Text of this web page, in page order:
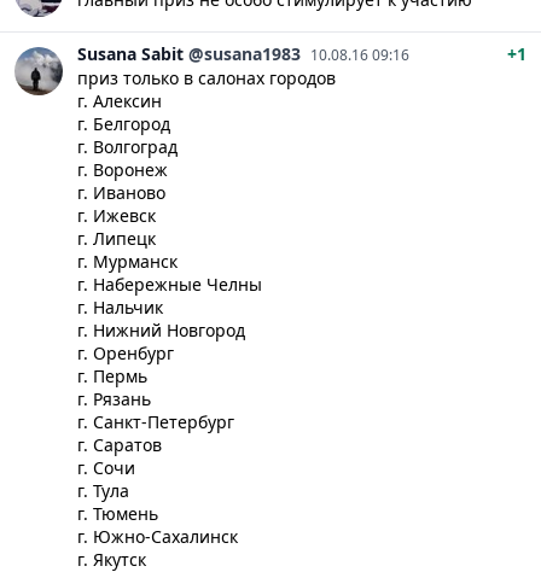
Susana Sabit @susana1983 10.08.16 09:16
+1
приз только в салонах городов
г. Алексин
г. Белгород
г. Волгоград
г. Воронеж
г. Иваново
г. Ижевск
г. Липецк
г. Мурманск
г. Набережные Челны
г. Нальчик
г. Нижний Новгород
г. Оренбург
г. Пермь
г. Рязань
г. Санкт-Петербург
г. Саратов
г. Сочи
г. Тула
г. Тюмень
г. Южно-Сахалинск
г. Якутск